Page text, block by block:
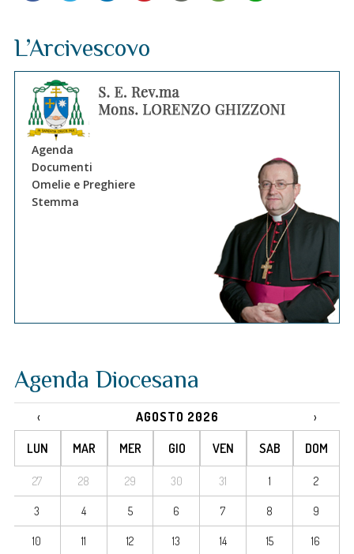
L’Arcivescovo
Agenda
Documenti
Omelie e Preghiere
Stemma
Agenda Diocesana
‹ AGOSTO 2026
›
LUN
MAR MER GIO VEN SAB DOM
27 28 29 30 31 1 2
3 4 5 6 7 8 9
10 11 12 13 14 15 16